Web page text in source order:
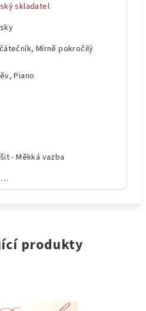
skladatel
Mírně pokročilý
Piano
- Měkká vazba
produkty